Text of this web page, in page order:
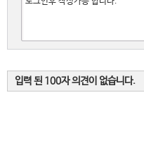
입력 된 100자 의견이 없습니다.